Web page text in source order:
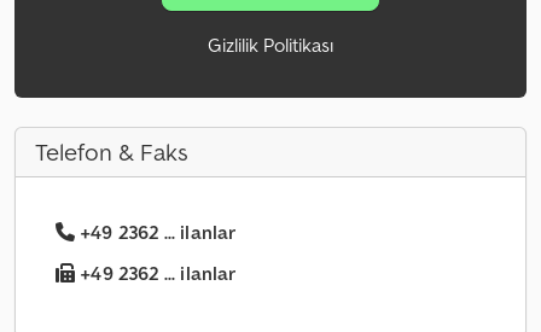
Gizlilik Politikası
Telefon & Faks
+49 2362 ... ilanlar
+49 2362 ... ilanlar